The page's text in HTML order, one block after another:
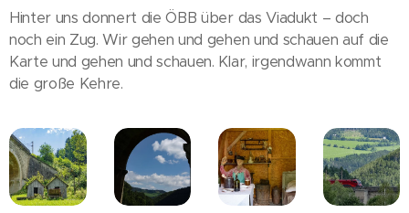
Hinter uns donnert die ÖBB über das Viadukt – doch
noch ein Zug. Wir gehen und gehen und schauen auf die
Karte und gehen und schauen. Klar, irgendwann kommt
die große Kehre.